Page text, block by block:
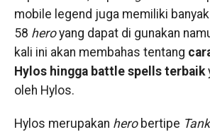
mobile legend juga memiliki banyak
58 heroyang dapat di gunakan
kali ini akan membahas tentang
Hylos hingga battle spells terbaik
oleh Hylos.
Hylos merupakan herobertipe